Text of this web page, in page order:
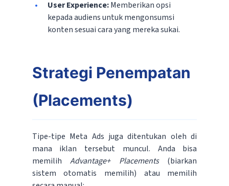
User Experience:Memberikan opsi
kepada audiens untuk mengonsumsi
konten sesuai cara yang mereka sukai.
Strategi Penempatan
(Placements)
Tipe-tipe Meta Ads juga ditentukan oleh di
mana iklan tersebut muncul. Anda bisa
memilihAdvantage+ Placements(biarkan
sistem otomatis memilih) atau memilih